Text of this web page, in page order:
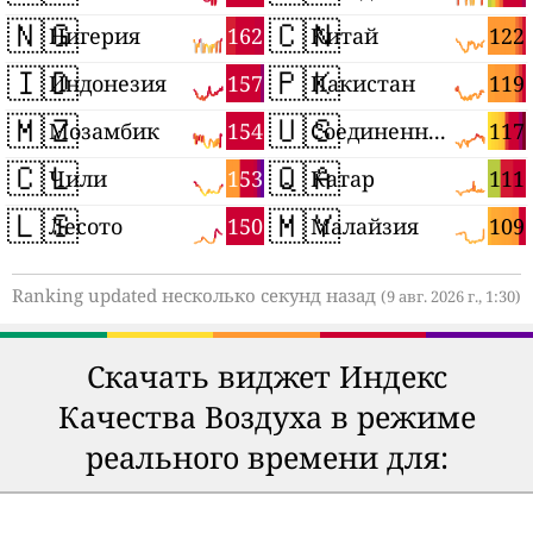
🇳🇬 162
Нигерия
🇮🇩 157
Индонезия
🇲🇿 154
Мозамбик
🇨🇱 153
Чили
🇱🇸 150
Лесото
🇨🇳 122
Китай
🇵🇰 119
Пакистан
🇺🇸 117
Соединенные Штаты
🇶🇦 111
Катар
🇲🇾 109
Малайзия
Ranking updated несколько секунд назад (9 авг. 2026 г., 1:30)
Скачать виджет Индекс
Качества Воздуха в режиме
реального времени для: